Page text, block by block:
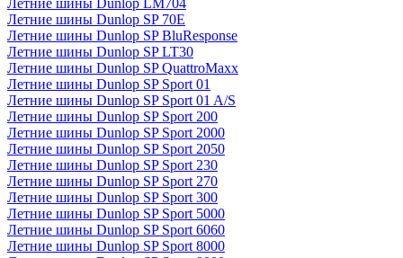
Летние шины Dunlop LM704
Летние шины Dunlop SP 70E
Летние шины Dunlop SP BluResponse
Летние шины Dunlop SP LT30
Летние шины Dunlop SP QuattroMaxx
Летние шины Dunlop SP Sport 01
Летние шины Dunlop SP Sport 01 A/S
Летние шины Dunlop SP Sport 200
Летние шины Dunlop SP Sport 2000
Летние шины Dunlop SP Sport 2050
Летние шины Dunlop SP Sport 230
Летние шины Dunlop SP Sport 270
Летние шины Dunlop SP Sport 300
Летние шины Dunlop SP Sport 5000
Летние шины Dunlop SP Sport 6060
Летние шины Dunlop SP Sport 8000